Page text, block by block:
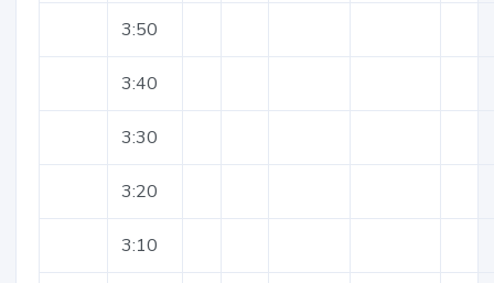
3:50
3:40
3:30
3:20
3:10